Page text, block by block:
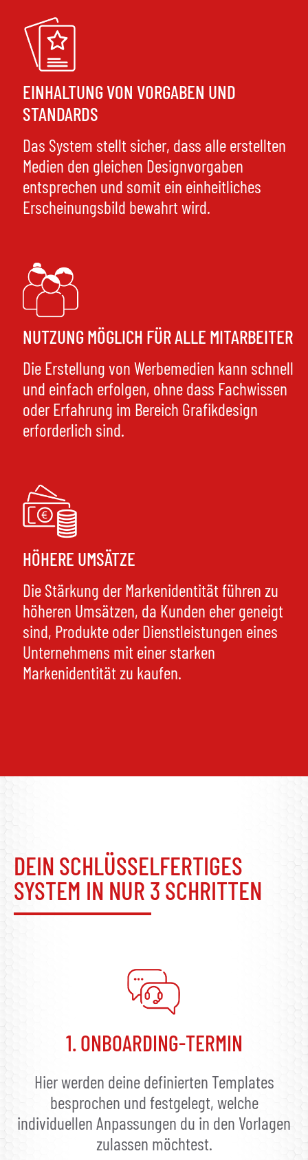
EINHALTUNG VON VORGABEN UND
STANDARDS
Das System stellt sicher, dass alle erstellten
Medien den gleichen Designvorgaben
entsprechen und somit ein einheitliches
Erscheinungsbild bewahrt wird.
NUTZUNG MÖGLICH FÜR ALLE MITARBEITER
Die Erstellung von Werbemedien kann schnell
und einfach erfolgen, ohne dass Fachwissen
oder Erfahrung im Bereich Grafikdesign
erforderlich sind.
HÖHERE UMSÄTZE
Die Stärkung der Markenidentität führen zu
höheren Umsätzen, da Kunden eher geneigt
sind, Produkte oder Dienstleistungen eines
Unternehmens mit einer starken
Markenidentität zu kaufen.
DEIN SCHLÜSSELFERTIGES
SYSTEM IN NUR 3 SCHRITTEN
1. ONBOARDING-TERMIN
Hier werden deine definierten Templates
besprochen und festgelegt, welche
individuellen Anpassungen du in den Vorlagen
zulassen möchtest.